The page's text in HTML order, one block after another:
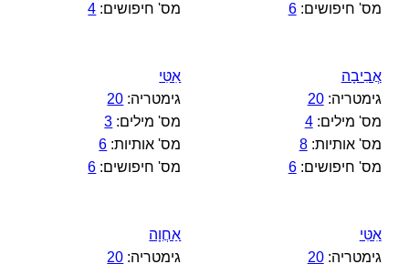
מס' חיפושים:6
מס' חיפושים: 4
אֲבִיבָה
גימטריה:20
מס' מילים:4
מס' אותיות:8
מס' חיפושים:6
אִטִּי
גימטריה: 20
מס' מילים: 3
מס' אותיות: 6
מס' חיפושים: 6
אִטִּי
גימטריה:20
אַחֲוָה
גימטריה: 20